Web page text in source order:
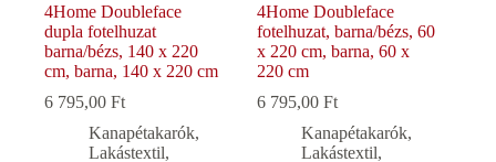
4Home Doubleface
dupla fotelhuzat
barna/bézs, 140 x 220
cm, barna, 140 x 220 cm
6 795,00 Ft
Kanapétakarók,
Lakástextil,
4Home Doubleface
fotelhuzat, barna/bézs, 60
x 220 cm, barna, 60 x
220 cm
6 795,00Ft
Kanapétakarók,
Lakástextil,